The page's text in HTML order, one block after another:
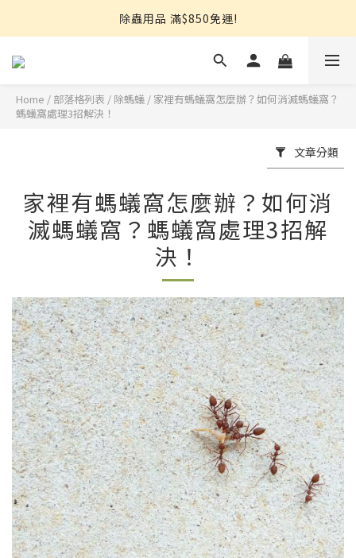
熱銷推薦⭐強效小蟑螂凝膠↘︎499
除蟲用品 滿$850免運!
【限量搶】地板防蟲清潔一次搞定↘︎$750
熱銷推薦⭐強效小蟑螂凝膠↘︎499
Home / 部落格列表 / 除螞蟻 / 家裡有螞蟻窩怎麼辦？如何消滅螞蟻窩？
螞蟻窩處理3招解決！
文章分類
家裡有螞蟻窩怎麼辦？如何消
滅螞蟻窩？螞蟻窩處理3招解
決！